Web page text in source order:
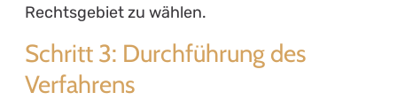
Rechtsgebiet zu wählen.
Schritt 3: Durchführung des
Verfahrens